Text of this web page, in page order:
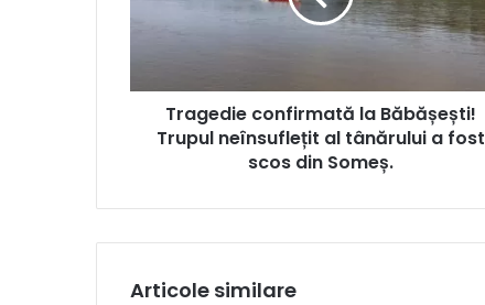
Tragedie confirmată la Băbășești!
Trupul neînsuflețit al tânărului a fost
scos din Someș.
Articole similare